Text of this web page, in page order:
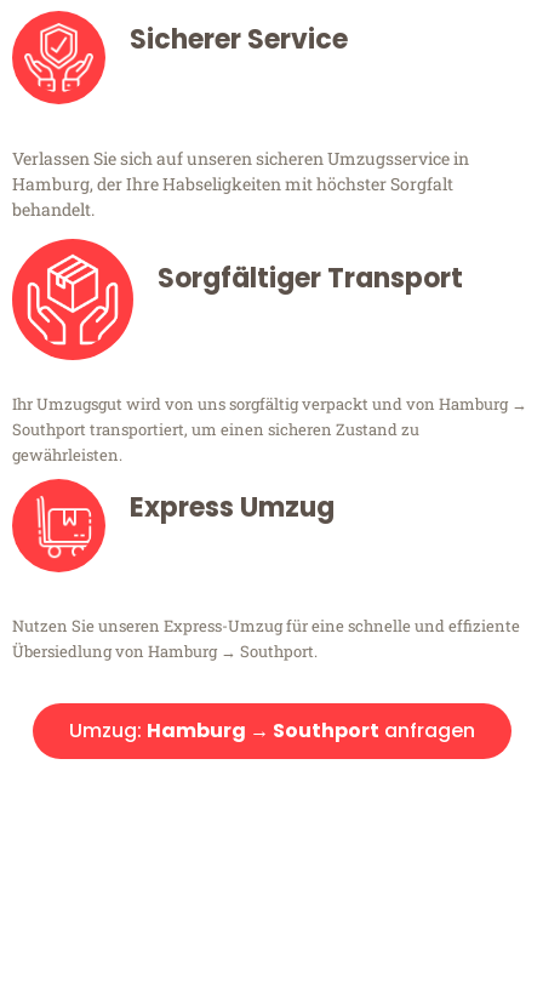
Sicherer Service
Verlassen Sie sich auf unseren sicheren Umzugsservice in
Hamburg, der Ihre Habseligkeiten mit höchster Sorgfalt
behandelt.
Sorgfältiger Transport
Ihr Umzugsgut wird von uns sorgfältig verpackt und von Hamburg →
Southport transportiert, um einen sicheren Zustand zu
gewährleisten.
Express Umzug
Nutzen Sie unseren Express-Umzug für eine schnelle und effiziente
Übersiedlung von Hamburg → Southport.
Umzug: Hamburg → Southport anfragen